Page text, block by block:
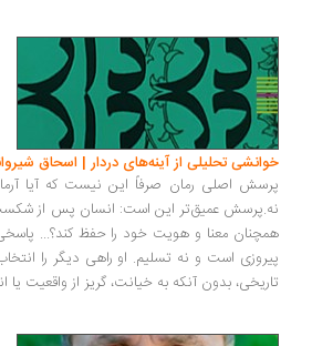
تحلیلی از آینه‌های دردار | اسحاق شیروانی
اصلی رمان صرفاً این نیست که آیا آرمان‌ها
عمیق‌تر این است: انسان پس از شکست
معنا و هویت خود را حفظ کند؟... پاسخی که
است و نه تسلیم. او راهی دیگر را انتخاب
بدون آنکه به خیانت، گریز از واقعیت یا انکار